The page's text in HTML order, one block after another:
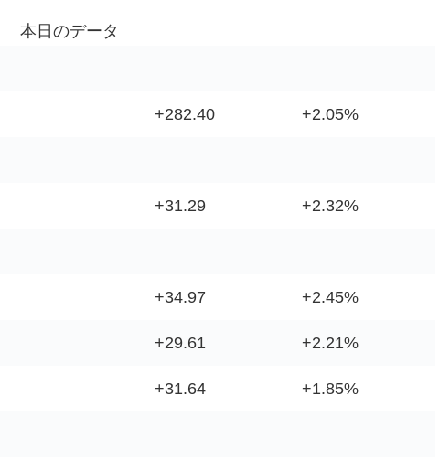
本日のデータ
+282.40 +2.05%
+31.29 +2.32%
+34.97 +2.45%
+29.61 +2.21%
+31.64 +1.85%